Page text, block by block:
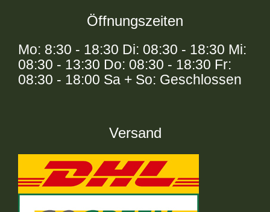
Öffnungszeiten
Mo: 8:30 - 18:30 Di: 08:30 - 18:30 Mi:
08:30 - 13:30 Do: 08:30 - 18:30 Fr:
08:30 - 18:00 Sa + So: Geschlossen
Versand